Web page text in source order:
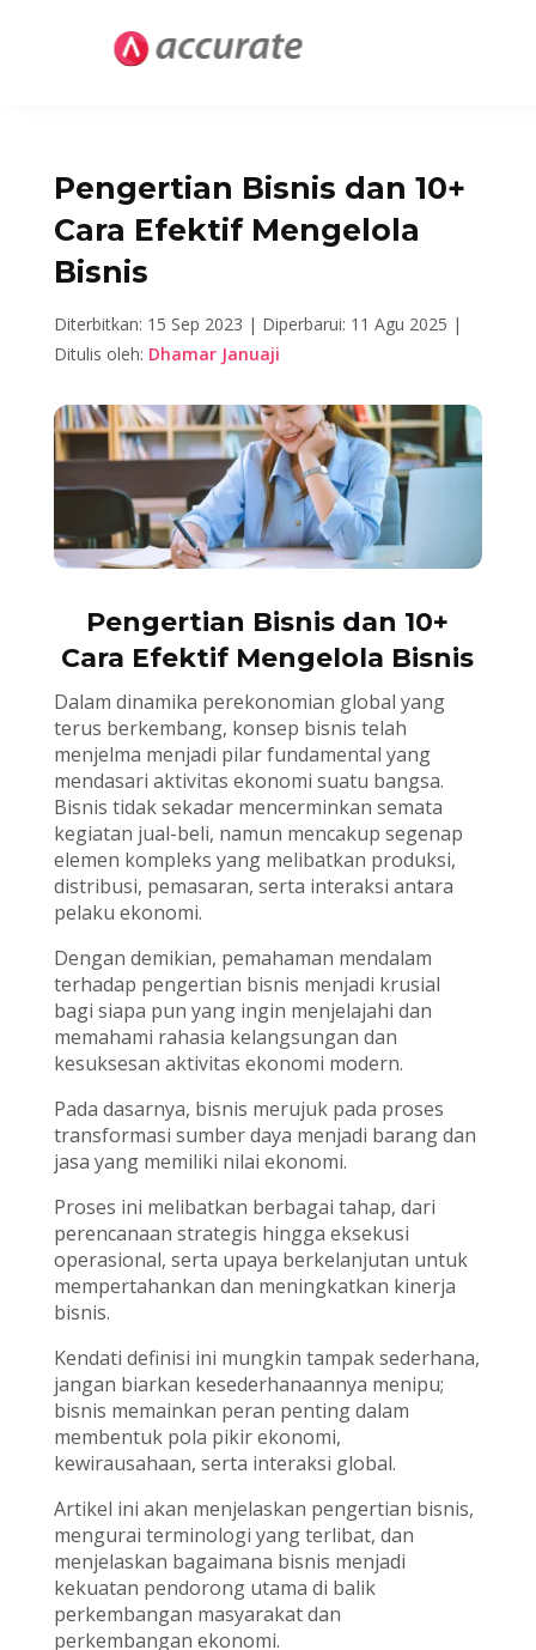
Pengertian Bisnis dan 10+
Cara Efektif Mengelola
Bisnis
Diterbitkan: 15 Sep 2023 | Diperbarui: 11 Agu 2025 |
Ditulis oleh: Dhamar Januaji
Pengertian Bisnis dan 10+
Cara Efektif Mengelola Bisnis
Dalam dinamika perekonomian global yang
terus berkembang, konsep bisnis telah
menjelma menjadi pilar fundamental yang
mendasari aktivitas ekonomi suatu bangsa.
Bisnis tidak sekadar mencerminkan semata
kegiatan jual-beli, namun mencakup segenap
elemen kompleks yang melibatkan produksi,
distribusi, pemasaran, serta interaksi antara
pelaku ekonomi.
Dengan demikian, pemahaman mendalam
terhadap pengertian bisnis menjadi krusial
bagi siapa pun yang ingin menjelajahi dan
memahami rahasia kelangsungan dan
kesuksesan aktivitas ekonomi modern.
Pada dasarnya, bisnis merujuk pada proses
transformasi sumber daya menjadi barang dan
jasa yang memiliki nilai ekonomi.
Proses ini melibatkan berbagai tahap, dari
perencanaan strategis hingga eksekusi
operasional, serta upaya berkelanjutan untuk
mempertahankan dan meningkatkan kinerja
bisnis.
Kendati definisi ini mungkin tampak sederhana,
jangan biarkan kesederhanaannya menipu;
bisnis memainkan peran penting dalam
membentuk pola pikir ekonomi,
kewirausahaan, serta interaksi global.
Artikel ini akan menjelaskan pengertian bisnis,
mengurai terminologi yang terlibat, dan
menjelaskan bagaimana bisnis menjadi
kekuatan pendorong utama di balik
perkembangan masyarakat dan
perkembangan ekonomi.